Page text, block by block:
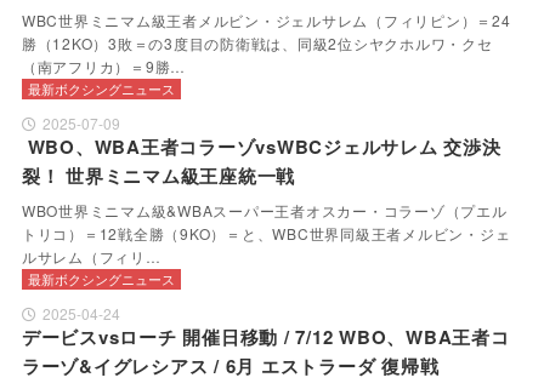
WBC世界ミニマム級王者メルビン・ジェルサレム（フィリピン）＝24
勝（12KO）3敗＝の3度目の防衛戦は、同級2位シヤクホルワ・クセ
（南アフリカ）＝9勝…
最新ボクシングニュース
2025-07-09
WBO、WBA王者コラーゾvsWBCジェルサレム 交渉決
裂！ 世界ミニマム級王座統一戦
WBO世界ミニマム級&WBAスーパー王者オスカー・コラーゾ（プエル
トリコ）＝12戦全勝（9KO）＝と、WBC世界同級王者メルビン・ジェ
ルサレム（フィリ…
最新ボクシングニュース
2025-04-24
デービスvsローチ 開催日移動 / 7/12 WBO、WBA王者コ
ラーゾ&イグレシアス / 6月 エストラーダ 復帰戦